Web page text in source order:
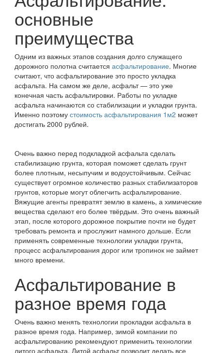
основные
преимущества
Одним из важных этапов создания долго служащего
дорожного полотна считается асфальтирование. Многие
считают, что асфальтирование это просто укладка
асфальта. На самом же деле, асфальт — это уже
конечная часть асфальтировки. Работы по укладке
асфальта начинаются со стабилизации и укладки грунта.
Именно поэтому стоимость асфальтирования 1м2 может
достигать 2000 рублей.
Очень важно перед подкладкой асфальта сделать
стабилизацию грунта, которая поможет сделать грунт
более плотным, несыпучим и водоустойчивым. Сейчас
существует огромное количество разных стабилизаторов
грунтов, которые могут облегчить асфальтирование.
Вяжущие агенты превратят землю в камень, а химические
вещества сделают его более твёрдым. Это очень важный
этап, после которого дорожное покрытие почти не будет
требовать ремонта и прослужит намного дольше. Если
применять современные технологии укладки грунта,
процесс асфальтирования дорог или тропинок не займет
много времени.
Асфальтирование в
разное время года
Очень важно менять технологии прокладки асфальта в
разное время года. Например, зимой компании по
асфальтированию рекомендуют применить технологии
литого асфальта. Литой асфальт позволит делать все